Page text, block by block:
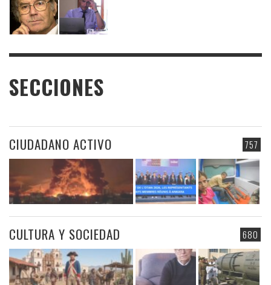
SECCIONES
757
CIUDADANO ACTIVO
680
CULTURA Y SOCIEDAD